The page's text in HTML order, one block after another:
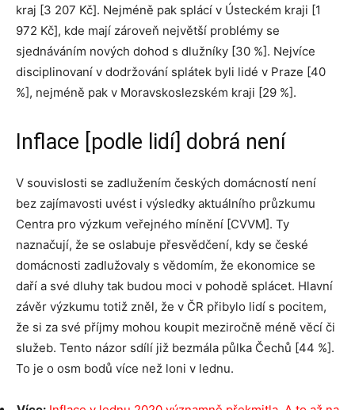
kraj [3 207 Kč]. Nejméně pak splácí v Ústeckém kraji [1
972 Kč], kde mají zároveň největší problémy se
sjednáváním nových dohod s dlužníky [30 %]. Nejvíce
disciplinovaní v dodržování splátek byli lidé v Praze [40
%], nejméně pak v Moravskoslezském kraji [29 %].
Inflace [podle lidí] dobrá není
V souvislosti se zadlužením českých domácností není
bez zajímavosti uvést i výsledky aktuálního průzkumu
Centra pro výzkum veřejného mínění [CVVM]. Ty
naznačují, že se oslabuje přesvědčení, kdy se české
domácnosti zadlužovaly s vědomím, že ekonomice se
daří a své dluhy tak budou moci v pohodě splácet. Hlavní
závěr výzkumu totiž zněl, že v ČR přibylo lidí s pocitem,
že si za své příjmy mohou koupit meziročně méně věcí či
služeb. Tento názor sdílí již bezmála půlka Čechů [44 %].
To je o osm bodů více než loni v lednu.